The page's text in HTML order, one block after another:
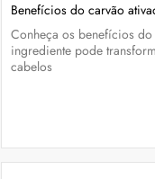
Benefícios do carvão
Conheça os benefícios
ingrediente pode
cabelos